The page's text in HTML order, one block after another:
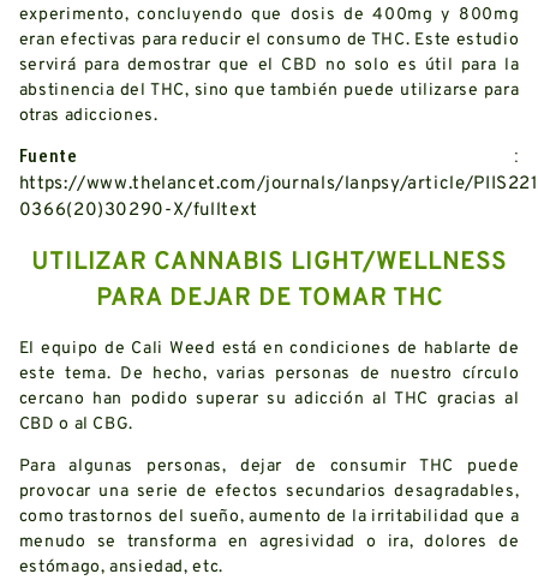
experimento, concluyendo que dosis de 400mg y 800mg
eran efectivas para reducir el consumo de THC. Este estudio
servirá para demostrar que el CBD no solo es útil para la
abstinencia del THC, sino que también puede utilizarse para
otras adicciones.
Fuente :
https://www.thelancet.com/journals/lanpsy/article/
0366(20)30290-X/fulltext
UTILIZAR CANNABIS LIGHT/WELLNESS
PARA DEJAR DE TOMAR THC
El equipo de Cali Weed está en condiciones de hablarte de
este tema. De hecho, varias personas de nuestro círculo
cercano han podido superar su adicción al THC gracias al
CBD o al CBG.
Para algunas personas, dejar de consumir THC puede
provocar una serie de efectos secundarios desagradables,
como trastornos del sueño, aumento de la irritabilidad que a
menudo se transforma en agresividad o ira, dolores de
estómago, ansiedad, etc.